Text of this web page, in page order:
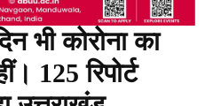
भी कोरोना का
125 रिपोर्ट